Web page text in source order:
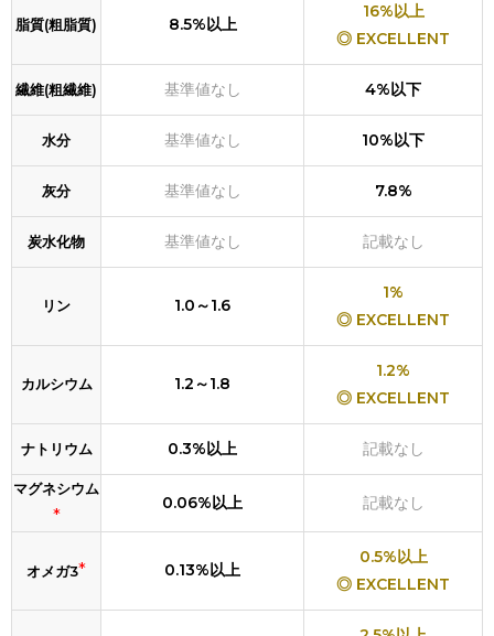
脂質(粗脂質) 8.5%以上
16%以上
◎ EXCELLENT
繊維(粗繊維) 基準値なし 4%以下
水分 基準値なし 10%以下
灰分 基準値なし 7.8%
炭水化物 基準値なし 記載なし
リン 1.0～1.6
1%
◎ EXCELLENT
カルシウム 1.2～1.8
1.2%
◎ EXCELLENT
ナトリウム 0.3%以上 記載なし
マグネシウム
*
0.06%以上 記載なし
オメガ3* 0.13%以上
0.5%以上
◎ EXCELLENT